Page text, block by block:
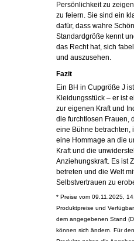
Persönlichkeit zu
zu feiern. Sie sind ein
dafür, dass wahre
Standardgröße kennt
das Recht hat, sich
und auszusehen.
Fazit
Ein BH in Cupgröße J
Kleidungsstück – er ist
zur eigenen Kraft und
die furchtlosen Frauen,
eine Bühne betrachten,
eine Hommage an die
Kraft und die
Anziehungskraft. Es ist
betreten und die Welt
Selbstvertrauen zu
* Preise vom 09.11.2025,
Produktpreise und
dem angegebenen Stand
können sich ändern. Für